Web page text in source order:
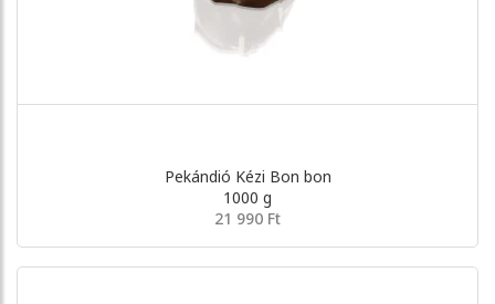
Pekándió Kézi Bon bon
1000 g
21 990 Ft